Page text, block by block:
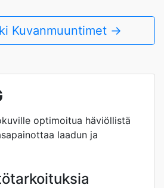
Kuvanmuuntimet →
optimoitua häviöllistä
laadun ja